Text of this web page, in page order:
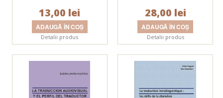
13,00 lei
Detalii produs
28,00 lei
Detalii produs